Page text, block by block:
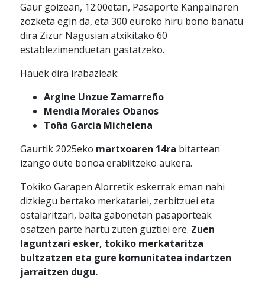
Gaur goizean, 12:00etan, Pasaporte Kanpainaren
zozketa egin da, eta 300 euroko hiru bono banatu
dira Zizur Nagusian atxikitako 60
establezimenduetan gastatzeko.
Hauek dira irabazleak:
Argine Unzue Zamarreño
Mendia Morales Obanos
Toña Garcia Michelena
Gaurtik 2025eko martxoaren 14ra bitartean
izango dute bonoa erabiltzeko aukera.
Tokiko Garapen Alorretik eskerrak eman nahi
dizkiegu bertako merkatariei, zerbitzuei eta
ostalaritzari, baita gabonetan pasaporteak
osatzen parte hartu zuten guztiei ere. Zuen
laguntzari esker, tokiko merkataritza
bultzatzen eta gure komunitatea indartzen
jarraitzen dugu.